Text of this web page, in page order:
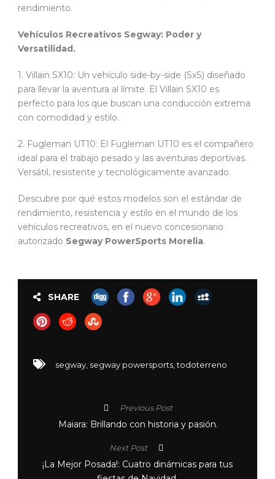
rendimiento.
Vehículos Recreativos Segway: Poder y
Versatilidad.
1. Villain SX10: Un vehículo side-by-side (SxS) diseñado
para llevar la aventura al límite. El Villain SX10 es
perfecto para los que buscan una conducción extrema
con comodidad y estilo.
2. Fugleman UT10: El Fugleman UT10 es el compañero
ideal para el trabajo pesado y las aventuras deportivas.
Versátil, resistente y tecnológicamente avanzado.
Descubre por qué estos modelos son el estándar de
rendimiento, resistencia y estilo en el mundo de los
vehículos recreativos, en el nuevo concesionario
autorizado Segway PowerSports Morelia.
SHARE
segway segway powersports todoterreno
Previous Post
Maiara: Brillando con historia y pasión.
Next Post
¡La Mejor Posada!: Cuatro dinámicas para tus